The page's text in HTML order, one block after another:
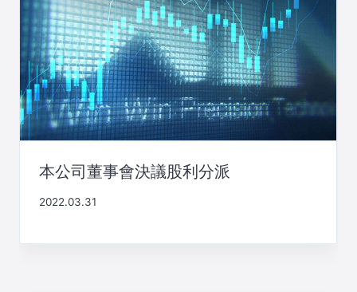
本公司董事會決議股利分派
2022.03.31